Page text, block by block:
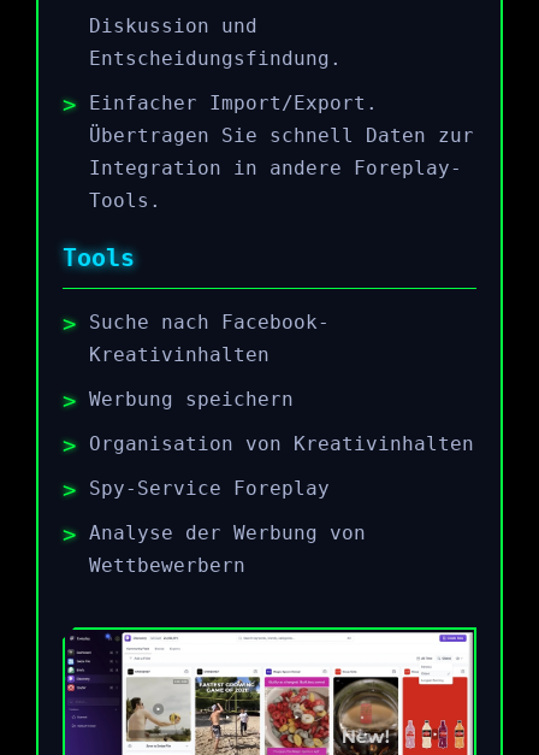
Diskussion und
Entscheidungsfindung.
Einfacher Import/Export.
Übertragen Sie schnell Daten zur
Integration in andere Foreplay-
Tools.
Tools
Suche nach Facebook-
Kreativinhalten
Werbung speichern
Organisation von Kreativinhalten
Spy-Service Foreplay
Analyse der Werbung von
Wettbewerbern